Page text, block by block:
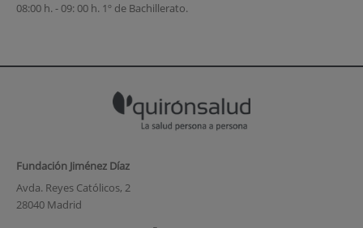
08:00 h. - 09: 00 h. 1º de Bachillerato.
Fundación Jiménez Díaz
Avda. Reyes Católicos, 2
28040 Madrid